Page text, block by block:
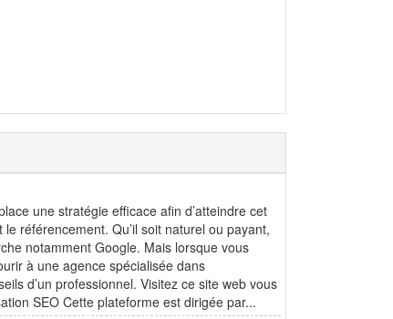
une stratégie efficace afin d’atteindre cet
référencement. Qu’il soit naturel ou payant,
notamment Google. Mais lorsque vous
à une agence spécialisée dans
d’un professionnel. Visitez ce site web vous
SEO Cette plateforme est dirigée par...